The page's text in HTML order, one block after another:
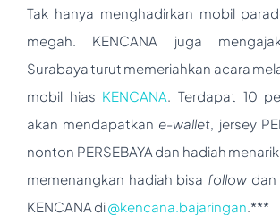
Tak hanya menghadirkan mobil
megah. KENCANA juga
Surabaya turut memeriahkan acara
mobil hias KENCANA. Terdapat 10
akan mendapatkan e-wallet, jersey
nonton PERSEBAYA dan hadiah
memenangkan hadiah bisa follow dan
KENCANA di@kencana.bajaringan.***